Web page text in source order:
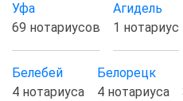
Уфа
69 нотариусов
Агидель
1 нотариус
Белебей
4 нотариуса
Белорецк
4 нотариуса